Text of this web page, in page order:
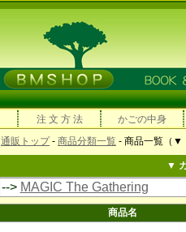
注 文 方 法 かごの中身
通販トップ- 商品分類一覧 - 商品一覧（▼
▼
--> MAGIC The Gathering
商品名